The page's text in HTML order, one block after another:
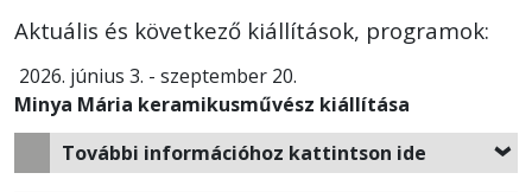
Aktuális és következő kiállítások, programok:
2026. június 3. - szeptember 20.
Minya Mária keramikusművész kiállítása
További információhoz kattintson ide